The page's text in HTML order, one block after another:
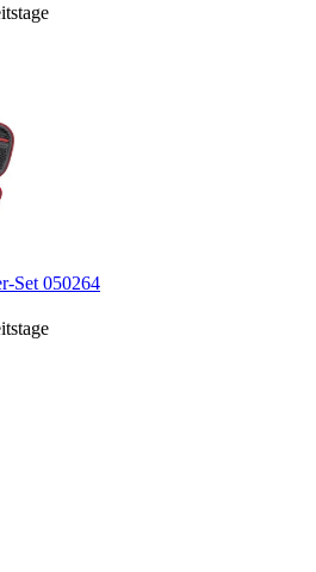
Set 050264